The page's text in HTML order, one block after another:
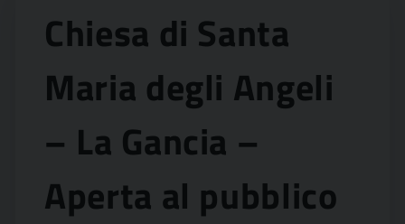
Chiesa di Santa
Maria degli Angeli
– La Gancia –
Aperta al pubblico